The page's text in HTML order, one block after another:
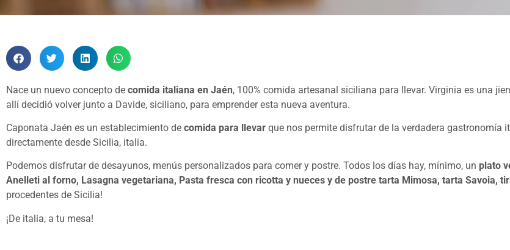
Nace un nuevo concepto de comida italiana en Jaén, 100% comida artesanal siciliana para llevar. Virginia es una
allí decidió volver junto a Davide, siciliano, para emprender esta nueva aventura.
Caponata Jaén es un establecimiento de comida para llevar que nos permite disfrutar de la verdadera gastronomía
directamente desde Sicilia, italia.
Podemos disfrutar de desayunos, menús personalizados para comer y postre. Todos los días hay, mínimo, un plato
Anelleti al forno, Lasagna vegetariana, Pasta fresca con ricotta y nueces y de postre tarta Mimosa, tarta Savoia,
procedentes de Sicilia!
¡De italia, a tu mesa!